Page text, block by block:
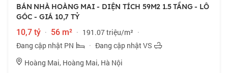
BÁN NHÀ HOÀNG MAI - DIỆN TÍCH 59M2 1.5 TẦNG - LÔ
GÓC - GIÁ 10,7 TỶ
10,7 tỷ · 56 m² · 191.07 triệu/m² ·
Đang cập nhật PN
· Đang cập nhật VS
Hoàng Mai, Hoàng Mai, Hà Nội